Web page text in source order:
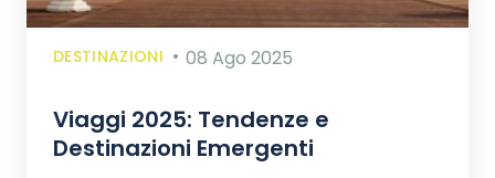
DESTINAZIONI 08 Ago 2025
Viaggi 2025: Tendenze e
Destinazioni Emergenti